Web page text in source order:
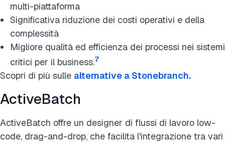
multi-piattaforma
Significativa riduzione dei costi operativi e della
complessità
Migliore qualità ed efficienza dei processi nei sistemi
critici per il business.7
Scopri di più sulle alternative a Stonebranch.
ActiveBatch
ActiveBatch offre un designer di flussi di lavoro low-
code, drag-and-drop, che facilita l'integrazione tra vari